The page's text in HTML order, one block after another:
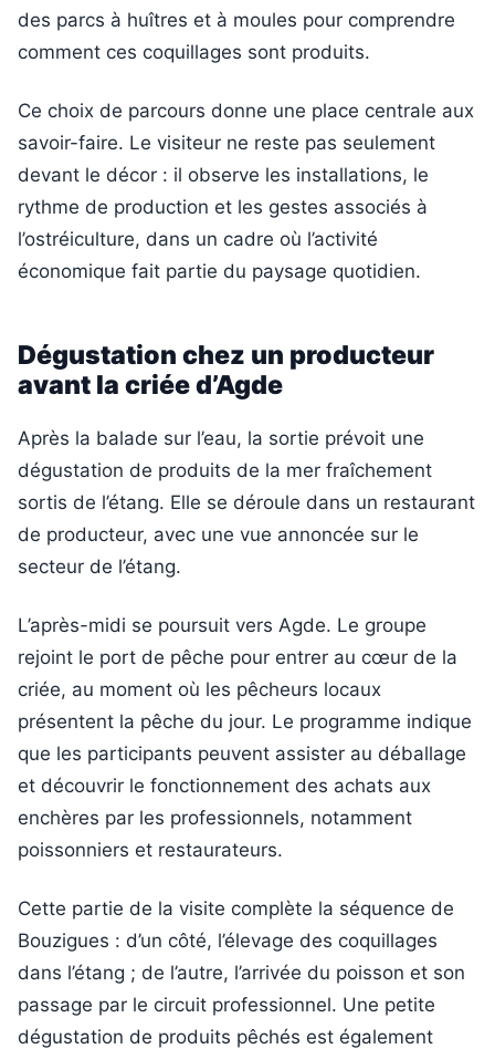
des parcs à huîtres et à moules pour comprendre
comment ces coquillages sont produits.
Ce choix de parcours donne une place centrale aux
savoir-faire. Le visiteur ne reste pas seulement
devant le décor : il observe les installations, le
rythme de production et les gestes associés à
l’ostréiculture, dans un cadre où l’activité
économique fait partie du paysage quotidien.
Dégustation chez un producteur
avant la criée d’Agde
Après la balade sur l’eau, la sortie prévoit une
dégustation de produits de la mer fraîchement
sortis de l’étang. Elle se déroule dans un restaurant
de producteur, avec une vue annoncée sur le
secteur de l’étang.
L’après-midi se poursuit vers Agde. Le groupe
rejoint le port de pêche pour entrer au cœur de la
criée, au moment où les pêcheurs locaux
présentent la pêche du jour. Le programme indique
que les participants peuvent assister au déballage
et découvrir le fonctionnement des achats aux
enchères par les professionnels, notamment
poissonniers et restaurateurs.
Cette partie de la visite complète la séquence de
Bouzigues : d’un côté, l’élevage des coquillages
dans l’étang ; de l’autre, l’arrivée du poisson et son
passage par le circuit professionnel. Une petite
dégustation de produits pêchés est également